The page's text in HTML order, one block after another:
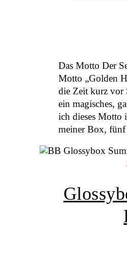
Das Motto Der
Motto „Golden
die Zeit kurz vor
ein magisches,
ich dieses Motto
meiner Box,